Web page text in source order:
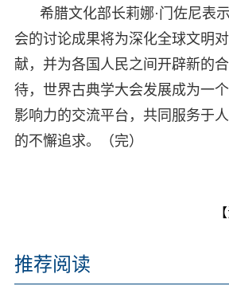
希腊文化部长莉娜·门佐尼表
会的讨论成果将为深化全球文明
献，并为各国人民之间开辟新的
待，世界古典学大会发展成为一
影响力的交流平台，共同服务于
的不懈追求。（完）
推荐阅读